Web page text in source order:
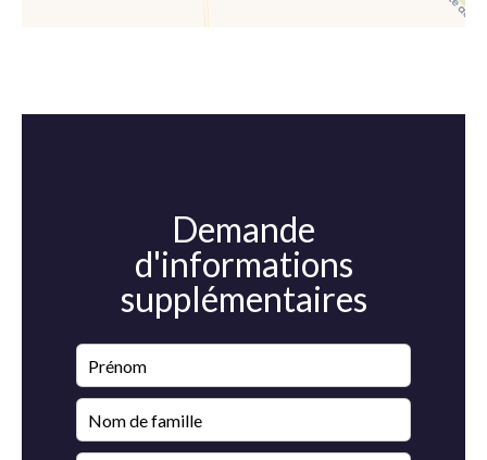
Demande
d'informations
supplémentaires